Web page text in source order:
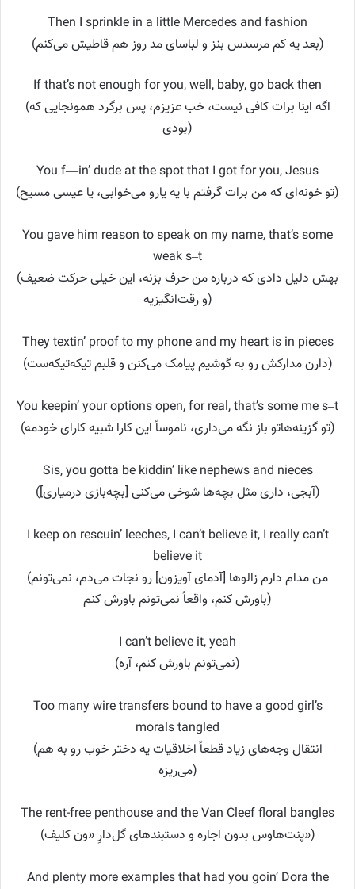
Then I sprinkle in a little Mercedes and fashion
(بعد یه کم مرسدس بنز و لباسای مد روز هم قاطیش می‌کنم)
If that’s not enough for you, well, baby, go back then
(اگه اینا برات کافی نیست، خب عزیزم، پس برگرد همونجایی که
بودی)
You f—in’ dude at the spot that I got for you, Jesus
(تو خونه‌ای که من برات گرفتم با یه یارو می‌خوابی، یا عیسی مسیح)
You gave him reason to speak on my name, that’s some
weak s–t
(بهش دلیل دادی که درباره من حرف بزنه، این خیلی حرکت ضعیف
و رقت‌انگیزیه)
They textin’ proof to my phone and my heart is in pieces
(دارن مدارکش رو به گوشیم پیامک می‌کنن و قلبم تیکه‌تیکه‌ست)
You keepin’ your options open, for real, that’s some me s–t
(تو گزینه‌هاتو باز نگه می‌داری، ناموساً این کارا شبیه کارای خودمه)
Sis, you gotta be kiddin’ like nephews and nieces
(آبجی، داری مثل بچه‌ها شوخی می‌کنی [بچه‌بازی درمیاری])
I keep on rescuin’ leeches, I can’t believe it, I really can’t
believe it
(من مدام دارم زالوها [آدمای آویزون] رو نجات می‌دم، نمی‌تونم
باورش کنم، واقعاً نمی‌تونم باورش کنم)
I can’t believe it, yeah
(نمی‌تونم باورش کنم، آره)
Too many wire transfers bound to have a good girl’s
morals tangled
(انتقال وجه‌های زیاد قطعاً اخلاقیات یه دختر خوب رو به هم
می‌ریزه)
The rent-free penthouse and the Van Cleef floral bangles
(پنت‌هاوس بدون اجاره و دستبندهای گل‌دارِ «ون کلیف»)
And plenty more examples that had you goin’ Dora the